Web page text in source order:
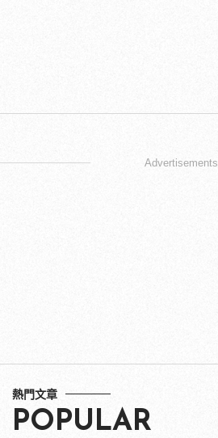
Advertisements
熱門文章
POPULAR